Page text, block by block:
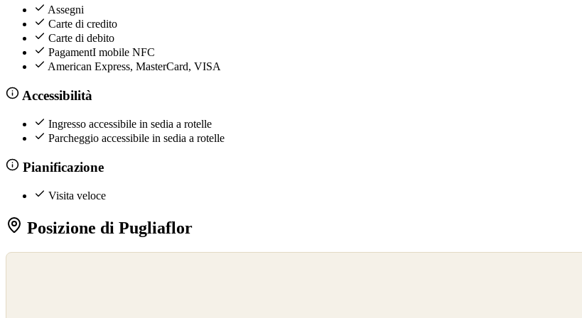
Assegni
Carte di credito
Carte di debito
PagamentI mobile NFC
American Express, MasterCard, VISA
Accessibilità
Ingresso accessibile in sedia a rotelle
Parcheggio accessibile in sedia a rotelle
Pianificazione
Visita veloce
Posizione di Pugliaflor